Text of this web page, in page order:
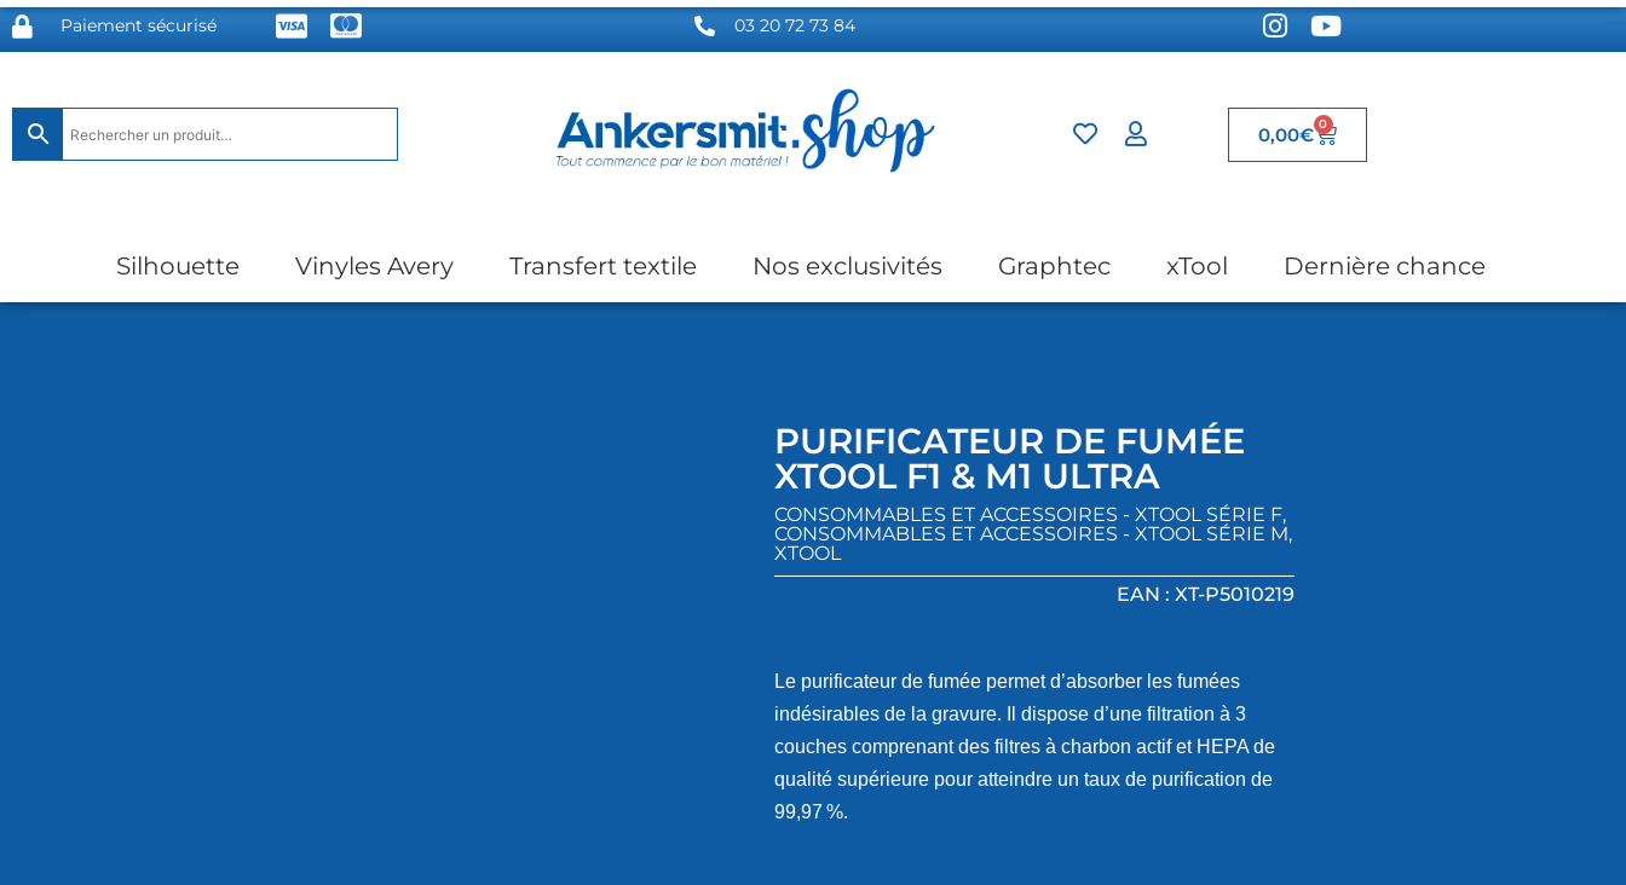
Paiement sécurisé 03 20 72 73 84
0,00€ 0
Silhouette Vinyles Avery Transfert textile Nos exclusivités Graphtec xTool Dernière chance
PURIFICATEUR DE FUMÉE
XTOOL F1 & M1 ULTRA
CONSOMMABLES ET ACCESSOIRES - XTOOL SÉRIE F,
CONSOMMABLES ET ACCESSOIRES - XTOOL SÉRIE M,
XTOOL
EAN : XT-P5010219
Le purificateur de fumée permet d’absorber les fumées
indésirables de la gravure. Il dispose d’une filtration à 3
couches comprenant des filtres à charbon actif et HEPA de
qualité supérieure pour atteindre un taux de purification de
99,97 %.